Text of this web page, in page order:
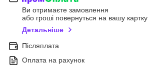
Ви отримаєте замовлення
або гроші повернуться на вашу картку
Детальніше
Післяплата
Оплата на рахунок